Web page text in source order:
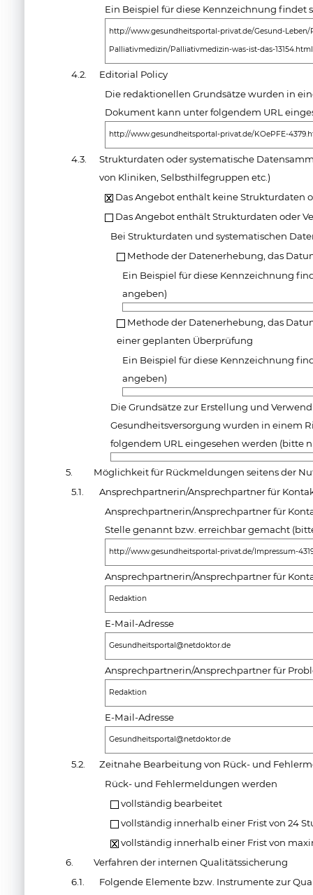
Ein Beispiel für diese Kennzeichnung findet
http://www.gesundheitsportal-privat.de/Gesund-
Palliativmedizin/Palliativmedizin-was-ist-das-13154.html
4.2.
Editorial Policy
Die redaktionellen Grundsätze wurden in
Dokument kann unter folgendem URL
http://www.gesundheitsportal-privat.de/KOePFE-
4.3.
Strukturdaten oder systematische
von Kliniken, Selbsthilfegruppen etc.)
Das Angebot enthält keine Strukturdaten
Das Angebot enthält Strukturdaten oder
Bei Strukturdaten und systematischen
Methode der Datenerhebung, das
Ein Beispiel für diese Kennzeichnung
angeben)
Methode der Datenerhebung, das
einer geplanten Überprüfung
Ein Beispiel für diese Kennzeichnung
angeben)
Die Grundsätze zur Erstellung und
Gesundheitsversorgung wurden in einem
folgendem URL eingesehen werden (bitte
5.
Möglichkeit für Rückmeldungen seitens der
5.1.
Ansprechpartnerin/Ansprechpartner für
Ansprechpartnerin/Ansprechpartner für
Stelle genannt bzw. erreichbar gemacht
http://www.gesundheitsportal-privat.de/Impressum-
Ansprechpartnerin/Ansprechpartner für
Redaktion
E-Mail-Adresse
Gesundheitsportal@netdoktor.de
Ansprechpartnerin/Ansprechpartner für
Redaktion
E-Mail-Adresse
Gesundheitsportal@netdoktor.de
5.2.
Zeitnahe Bearbeitung von Rück- und
Rück- und Fehlermeldungen werden
vollständig bearbeitet
vollständig innerhalb einer Frist von 24
vollständig innerhalb einer Frist von
6.
Verfahren der internen Qualitätssicherung
6.1.
Folgende Elemente bzw. Instrumente zur